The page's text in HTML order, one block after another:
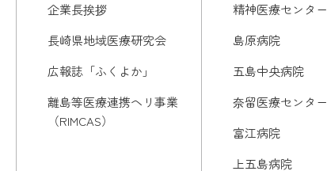
企業長挨拶
長崎県地域医療研究会
広報誌「ふくよか」
離島等医療連携ヘリ事業
（RIMCAS）
精神医療センター
島原病院
五島中央病院
奈留医療センター
富江病院
上五島病院